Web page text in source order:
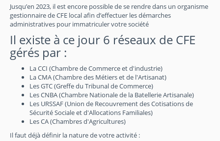
Jusqu’en 2023, il est encore possible de se rendre dans un organisme
gestionnaire de CFE local afin d’effectuer les démarches
administratives pour immatriculer votre société
Il existe à ce jour 6 réseaux de CFE
gérés par :
La CCI (Chambre de Commerce et d'industrie)
La CMA (Chambre des Métiers et de l'Artisanat)
Les GTC (Greffe du Tribunal de Commerce)
Les CNBA (Chambre Nationale de la Batellerie Artisanale)
Les URSSAF (Union de Recouvrement des Cotisations de
Sécurité Sociale et d'Allocations Familiales)
Les CA (Chambres d'Agricultures)
Il faut déjà définir la nature de votre activité :